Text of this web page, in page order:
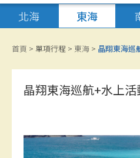
最新
單項
套裝
船票
北海 東海
首頁 > 單項行程 > 東海 > 晶翔東海巡
晶翔東海巡航+水上